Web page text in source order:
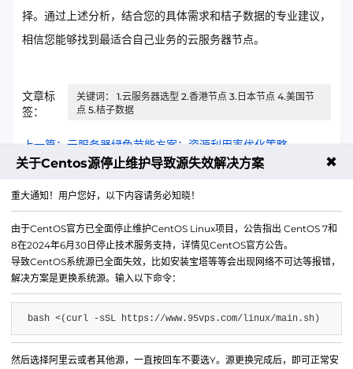
择。通过上述分析，结合您的具体需求和桔子数据的专业建议，
相信您能够找到最适合自己业务的云服务器节点。
文章标
签：
关键词： 1.云服务器选型 2.香港节点 3.日本节点 4.美国节
点 5.桔子数据
上一篇：云服务器绿色节能方案：资源利用率优化策略
关于Centos源停止维护导致源失效解决方案 ✖
重大通知！用户您好，以下内容请务必知晓！
由于CentOS官方已全面停止维护CentOS Linux项目，公告指出 CentOS 7和
8在2024年6月30日停止技术服务支持，详情见CentOS官方公告。
导致CentOS系统源已全面失效，比如安装宝塔等等会出现网络不可达等报错，
解决方案是更换系统源。输入以下命令：
bash <(curl -sSL https://www.95vps.com/linux/main.sh)
然后选择阿里云或者其他源，一直按回车不要选Y。源更换完成后，即可正常安